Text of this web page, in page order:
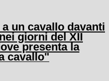
un cavallo davanti
giorni del XII
presenta la
cavallo"